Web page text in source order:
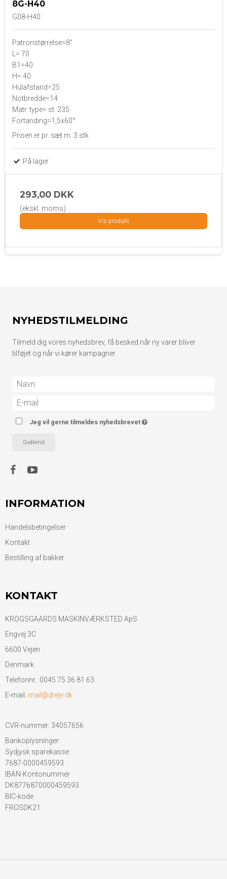
8G-H40
G08-H40
Patronstørrelse=8”
L= 70
B1=40
H= 40
Hulafstand=25
Notbredde=14
Matr. type= st. 235
Fortanding=1,5x60°
Prisen er pr. sæt m. 3 stk.
På lager
293,00 DKK
(ekskl. moms)
Vis produkt
NYHEDSTILMELDING
Tilmeld dig vores nyhedsbrev, få besked når ny varer bliver
tilføjet og når vi kører kampagner.
Jeg vil gerne tilmeldes nyhedsbrevet
Godkend
INFORMATION
Handelsbetingelser
Kontakt
Bestilling af bakker
KONTAKT
KROGSGAARDS MASKINVÆRKSTED ApS
Engvej 3C
6600 Vejen
Denmark
Telefonnr.: 0045 75 36 81 63
E-mail : mail@dreje.dk
CVR-nummer: 34057656
Bankoplysninger:
Sydjysk sparekasse
7687-0000459593
IBAN-Kontonummer
DK8776870000459593
BIC-kode
FROSDK21